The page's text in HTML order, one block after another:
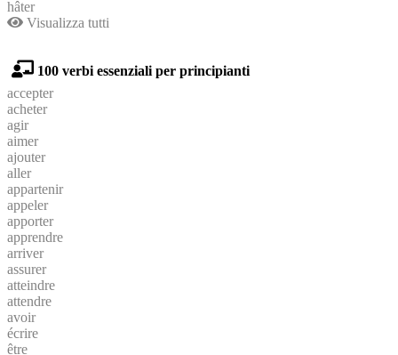
hâter
Visualizza tutti
100 verbi essenziali per principianti
accepter
acheter
agir
aimer
ajouter
aller
appartenir
appeler
apporter
apprendre
arriver
assurer
atteindre
attendre
avoir
écrire
être